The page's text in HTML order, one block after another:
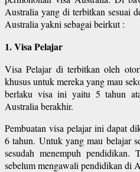
Australia yang di terbitkan sesuai
Australia yakni sebagai beirkut :
1. Visa Pelajar
Visa Pelajar di terbitkan oleh
khusus untuk mereka yang mau
berlaku visa ini yaitu 5 tahun
Australia berakhir.
Pembuatan visa pelajar ini dapat
6 tahun. Untuk yang mau belajar
sesudah menempuh pendidikan.
sebelum mengawali pendidikan di